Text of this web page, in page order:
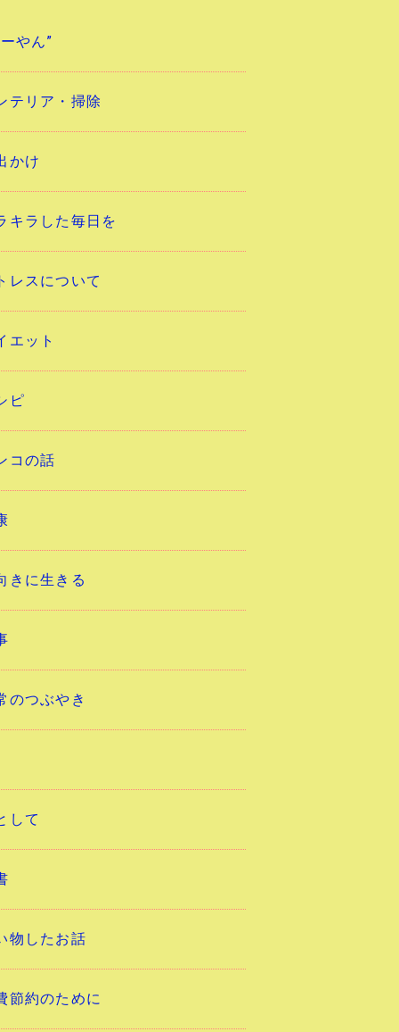
やん”
テリア・掃除
かけ
キラした毎日を
レスについて
エット
ピ
コの話
きに生きる
のつぶやき
して
物したお話
節約のために